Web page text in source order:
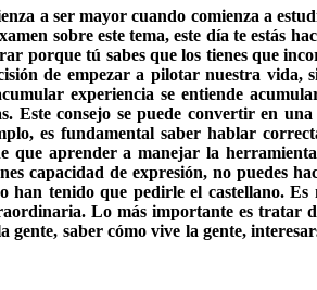
a ser mayor cuando comienza a
sobre este tema, este día te estás
porque tú sabes que los tienes que
de empezar a pilotar nuestra vida,
experiencia se entiende
Este consejo se puede convertir en
es fundamental saber hablar
aprender a manejar la
capacidad de expresión, no puedes
tenido que pedirle el castellano.
Lo más importante es tratar
saber cómo vive la gente,